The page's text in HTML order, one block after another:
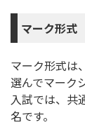
マーク形式
マーク形式は
選んでマーク
入試では、共
名です。